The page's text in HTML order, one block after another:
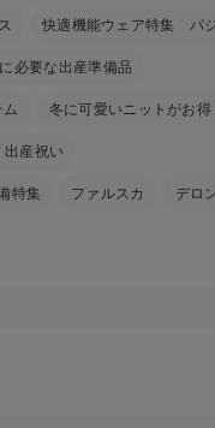
快適機能ウェア特集 パ
必要な出産準備品
冬に可愛いニットがお得
産祝い
特集 ファルスカ デロ